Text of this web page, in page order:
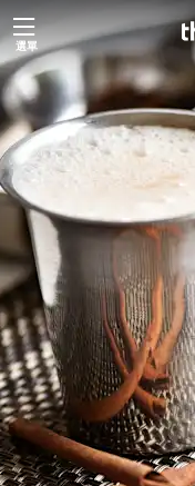
跳
至
主
要
內
容
選單